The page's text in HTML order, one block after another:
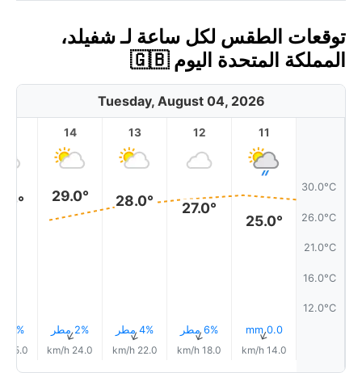
توقعات الطقس لكل ساعة لـ شفيلد،
المملكة المتحدة اليوم 🇬🇧
Tuesday, August 04, 2026
30.0°C
26.0°C
21.0°C
16.0°C
12.0°C
11
25.0°
0.0 mm
↑
14.0 km/h
12
27.0°
6% مطر↑
18.0 km/h
13
28.0°
4% مطر↑
22.0 km/h
14
29.0°
2% مطر↑
24.0 km/h
4% مطر
25.0 km/h